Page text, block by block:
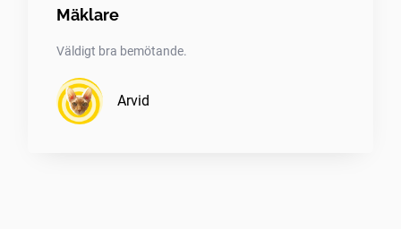
Mäklare
Väldigt bra bemötande.
Arvid